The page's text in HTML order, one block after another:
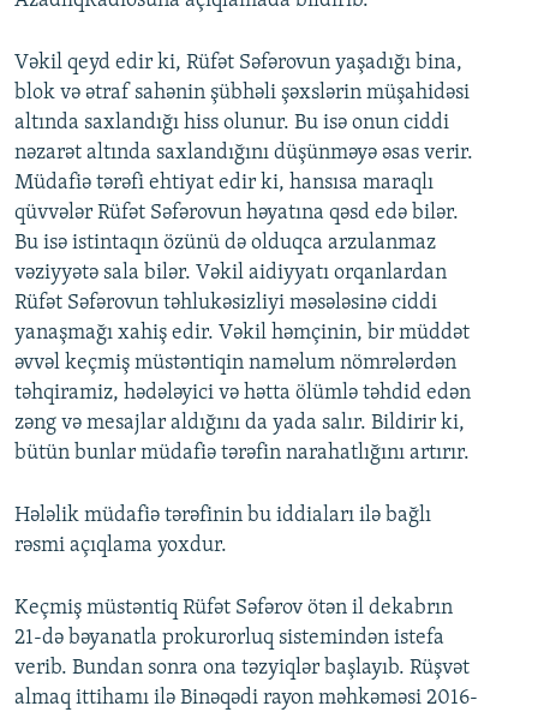
Vəkil qeyd edir ki, Rüfət Səfərovun yaşadığı bina,
blok və ətraf sahənin şübhəli şəxslərin müşahidəsi
altında saxlandığı hiss olunur. Bu isə onun ciddi
nəzarət altında saxlandığını düşünməyə əsas verir.
Müdafiə tərəfi ehtiyat edir ki, hansısa maraqlı
qüvvələr Rüfət Səfərovun həyatına qəsd edə bilər.
Bu isə istintaqın özünü də olduqca arzulanmaz
vəziyyətə sala bilər. Vəkil aidiyyatı orqanlardan
Rüfət Səfərovun təhlukəsizliyi məsələsinə ciddi
yanaşmağı xahiş edir. Vəkil həmçinin, bir müddət
əvvəl keçmiş müstəntiqin naməlum nömrələrdən
təhqiramiz, hədələyici və hətta ölümlə təhdid edən
zəng və mesajlar aldığını da yada salır. Bildirir ki,
bütün bunlar müdafiə tərəfin narahatlığını artırır.
Hələlik müdafiə tərəfinin bu iddiaları ilə bağlı
rəsmi açıqlama yoxdur.
Keçmiş müstəntiq Rüfət Səfərov ötən il dekabrın
21-də bəyanatla prokurorluq sistemindən istefa
verib. Bundan sonra ona təzyiqlər başlayıb. Rüşvət
almaq ittihamı ilə Binəqədi rayon məhkəməsi 2016-